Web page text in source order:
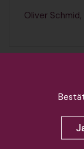
Oliver